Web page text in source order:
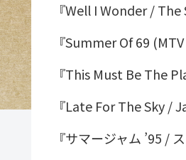
『Well I Wonder / The
『Summer Of 69
『This Must Be The
『Late For The Sky /
『サマージャム ’95 /